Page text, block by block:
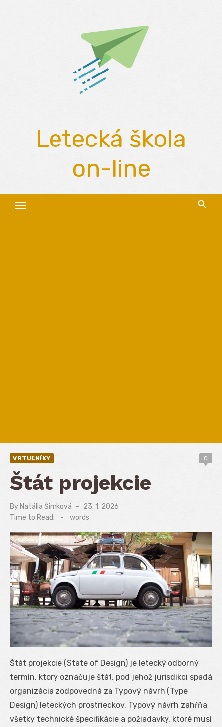
Letecká škola
on-line
VRTUĽNÍKY 0
Štát projekcie
By Natália Šimková
Posted
on
23. 1. 2026
Time to Read:
- words
Štát projekcie (State of Design) je letecký odborný
termín, ktorý označuje štát, pod jehož jurisdikci spadá
organizácia zodpovedná za Typový návrh (Type
Design) leteckých prostriedkov. Typový návrh zahŕňa
všetky technické špecifikácie a požiadavky, ktoré musí